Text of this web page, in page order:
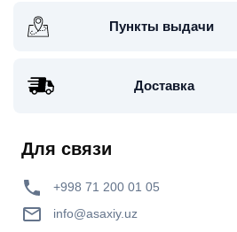
Пункты выдачи
Доставка
Для связи
+998 71 200 01 05
info@asaxiy.uz